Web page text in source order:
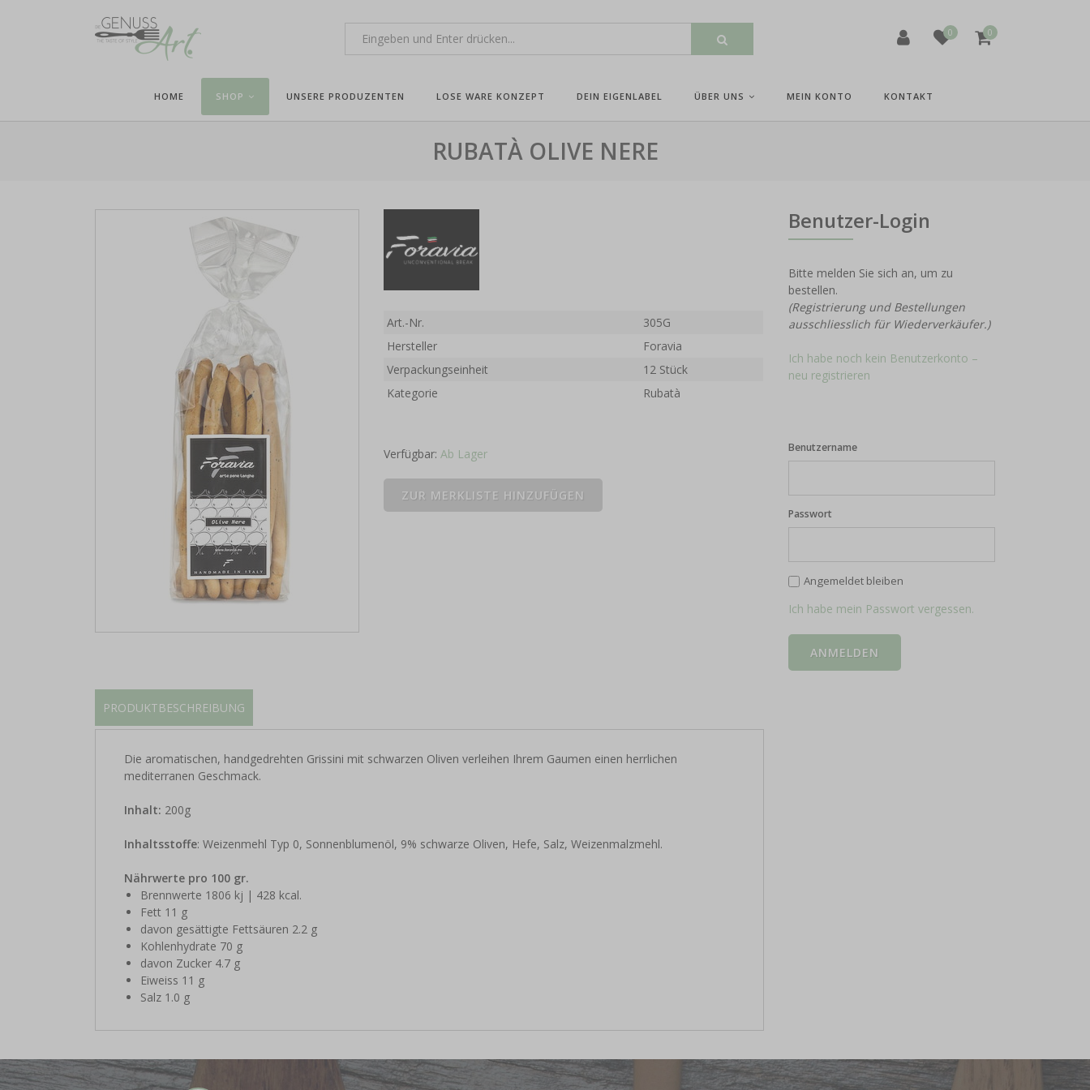
0 0
HOME SHOP UNSERE PRODUZENTEN LOSE WARE KONZEPT DEIN EIGENLABEL ÜBER UNS MEIN KONTO KONTAKT
RUBATÀ OLIVE NERE
Art.-Nr.
305G
Hersteller
Foravia
Verpackungseinheit
12 Stück
Kategorie
Rubatà
Verfügbar:Ab Lager
PRODUKTBESCHREIBUNG
Die aromatischen, handgedrehten Grissini mit schwarzen Oliven verleihen Ihrem Gaumen einen herrlichen
mediterranen Geschmack.
Inhalt: 200g
Inhaltsstoffe: Weizenmehl Typ 0, Sonnenblumenöl, 9% schwarze Oliven, Hefe, Salz, Weizenmalzmehl.
Nährwerte pro 100 gr.
Brennwerte 1806 kj | 428 kcal.
Fett 11 g
davon gesättigte Fettsäuren 2.2 g
Kohlenhydrate 70 g
davon Zucker 4.7 g
Eiweiss 11 g
Salz 1.0 g
Benutzer-Login
Bitte melden Sie sich an, um zu
bestellen.
(Registrierung und Bestellungen
ausschliesslich für Wiederverkäufer.)
Ich habe noch kein Benutzerkonto –
neu registrieren
Benutzername
Passwort
Angemeldet bleiben
Ich habe mein Passwort vergessen.